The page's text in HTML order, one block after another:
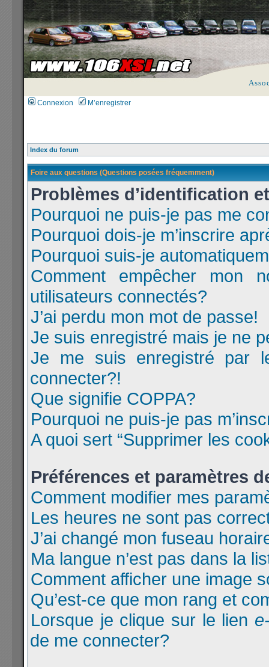
Connexion M’enregistrer
Index du forum
Foire aux questions (Questions posées fréquemment)
Problèmes d’identification
Pourquoi ne puis-je pas me
Pourquoi dois-je m’inscrire
Pourquoi suis-je
Comment empêcher mon
utilisateurs connectés?
J’ai perdu mon mot de passe!
Je suis enregistré mais je ne
Je me suis enregistré par
connecter?!
Que signifie COPPA?
Pourquoi ne puis-je pas
A quoi sert “Supprimer les
Préférences et paramètres
Comment modifier mes
Les heures ne sont pas
J’ai changé mon fuseau
Ma langue n’est pas dans la
Comment afficher une image
Qu’est-ce que mon rang et
Lorsque je clique sur le lien
de me connecter?